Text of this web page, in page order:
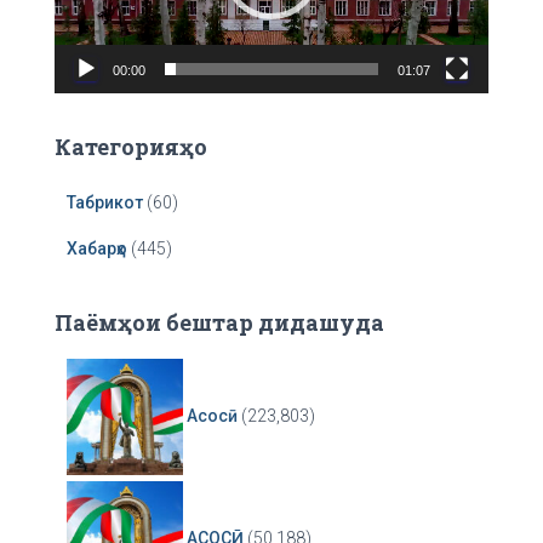
l
a
00:00 01:07
Категорияҳо
Табрикот (60)
Хабарҳо (445)
Паёмҳои бештар дидашуда
Асосӣ (223,803)
АСОСӢ (50,188)